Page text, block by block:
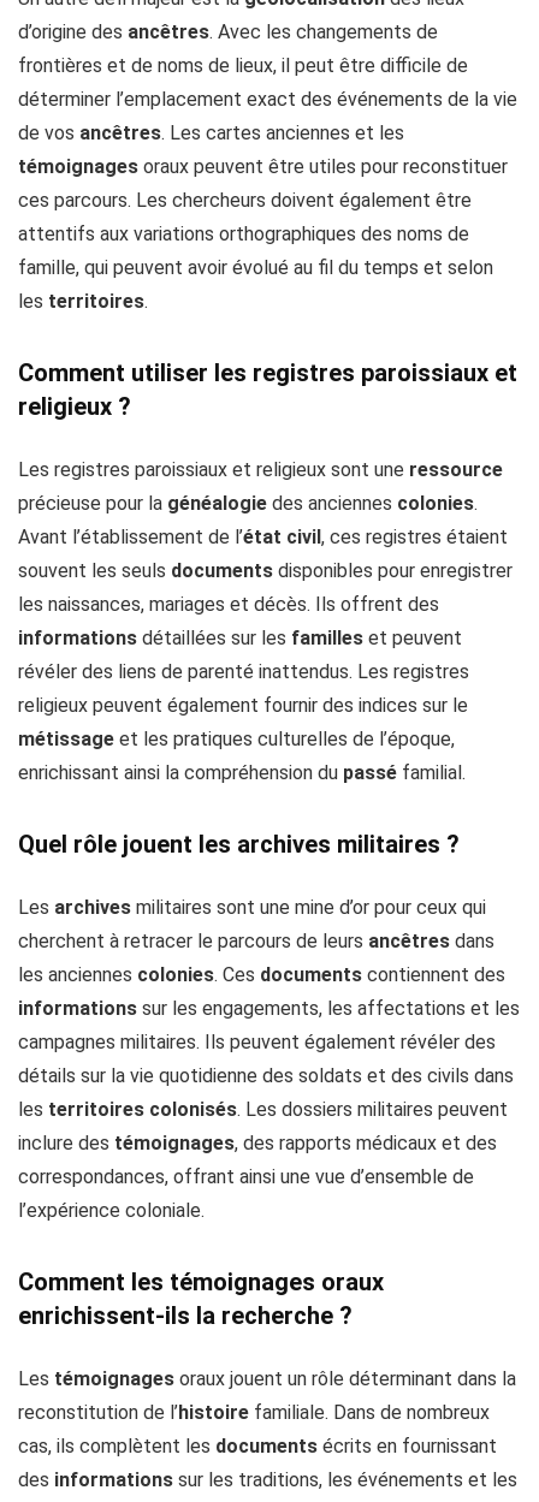
d’origine des ancêtres. Avec les changements de
frontières et de noms de lieux, il peut être difficile de
déterminer l’emplacement exact des événements de la vie
de vos ancêtres. Les cartes anciennes et les
témoignages oraux peuvent être utiles pour reconstituer
ces parcours. Les chercheurs doivent également être
attentifs aux variations orthographiques des noms de
famille, qui peuvent avoir évolué au fil du temps et selon
les territoires.
Comment utiliser les registres paroissiaux et
religieux ?
Les registres paroissiaux et religieux sont une ressource
précieuse pour la généalogie des anciennes colonies.
Avant l’établissement de l’état civil , ces registres étaient
souvent les seuls documents disponibles pour enregistrer
les naissances, mariages et décès. Ils offrent des
informations détaillées sur les familles et peuvent
révéler des liens de parenté inattendus. Les registres
religieux peuvent également fournir des indices sur le
métissage et les pratiques culturelles de l’époque,
enrichissant ainsi la compréhension du passé familial.
Quel rôle jouent les archives militaires ?
Les archives militaires sont une mine d’or pour ceux qui
cherchent à retracer le parcours de leurs ancêtres dans
les anciennes colonies. Ces documents contiennent des
informations sur les engagements, les affectations et les
campagnes militaires. Ils peuvent également révéler des
détails sur la vie quotidienne des soldats et des civils dans
les territoires colonisés. Les dossiers militaires peuvent
inclure des témoignages, des rapports médicaux et des
correspondances, offrant ainsi une vue d’ensemble de
l’expérience coloniale.
Comment les témoignages oraux
enrichissent-ils la recherche ?
Les témoignages oraux jouent un rôle déterminant dans la
reconstitution de l’histoire familiale. Dans de nombreux
cas, ils complètent les documents écrits en fournissant
des informations sur les traditions, les événements et les